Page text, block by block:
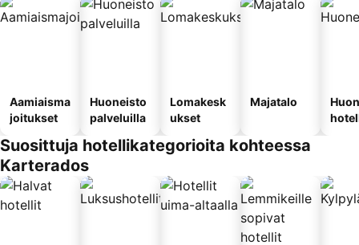
Aamiaisma
joitukset
Huoneisto
palveluilla
Lomakesk
ukset
Majatalo
Suosittuja hotellikategorioita kohteessa
Karterados